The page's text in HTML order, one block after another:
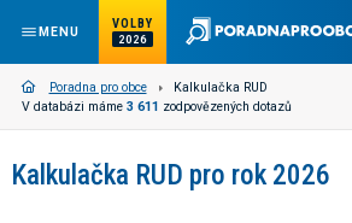
MENU
VOLBY
2026
Poradna pro obce
Kalkulačka RUD
V databázi máme 3 611 zodpovězených dotazů
Kalkulačka RUD pro rok 2026